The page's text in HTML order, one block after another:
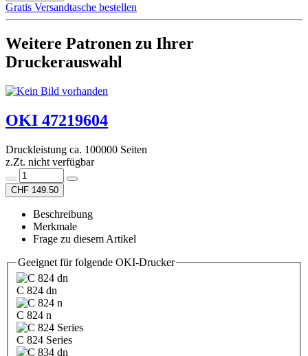
Gratis Versandtasche bestellen
Weitere Patronen zu Ihrer
Druckerauswahl
OKI 47219604
Druckleistung ca. 100000 Seiten
z.Zt. nicht verfügbar
CHF 149.50
Beschreibung
Merkmale
Frage zu diesem Artikel
Geeignet für folgende OKI-Drucker
C 824 dn
C 824 n
C 824 Series